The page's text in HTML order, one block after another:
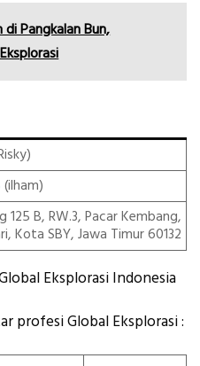
di Pangkalan Bun,
(ilham)
125 B, RW.3, Pacar Kembang,
Kota SBY, Jawa Timur 60132
Eksplorasi Indonesia
profesi Global Eksplorasi :